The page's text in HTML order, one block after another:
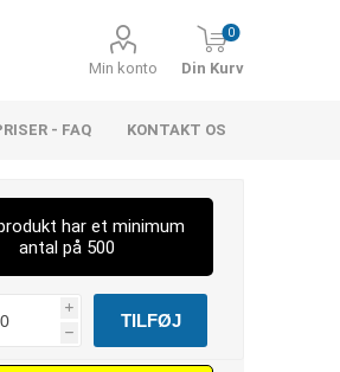
Min konto
0
Din Kurv
- FAQ KONTAKT OS
har et minimum
antal på 500
i
h